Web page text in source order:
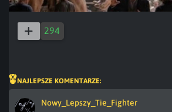
294
NAJLEPSZE KOMENTARZE:
Nowy_Lepszy_Tie_Fighter